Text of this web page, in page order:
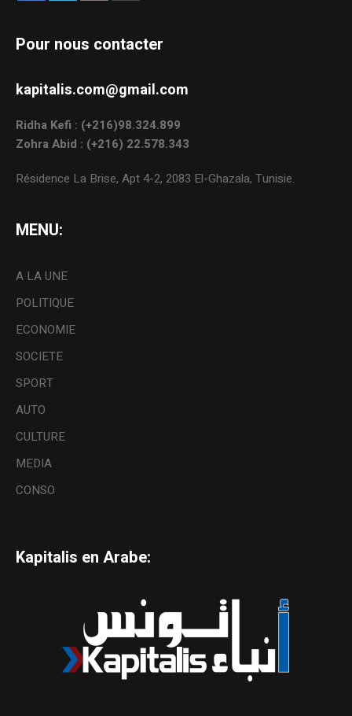
Pour nous contacter
kapitalis.com@gmail.com
Ridha Kefi : (+216)98.324.899
Zohra Abid : (+216) 22.578.343
Résidence La Brise, Apt 4-2, 2083 El-Ghazala, Tunisie.
MENU:
A LA UNE
POLITIQUE
ECONOMIE
SOCIETE
SPORT
AUTO
CULTURE
MEDIA
CONSO
Kapitalis en Arabe: